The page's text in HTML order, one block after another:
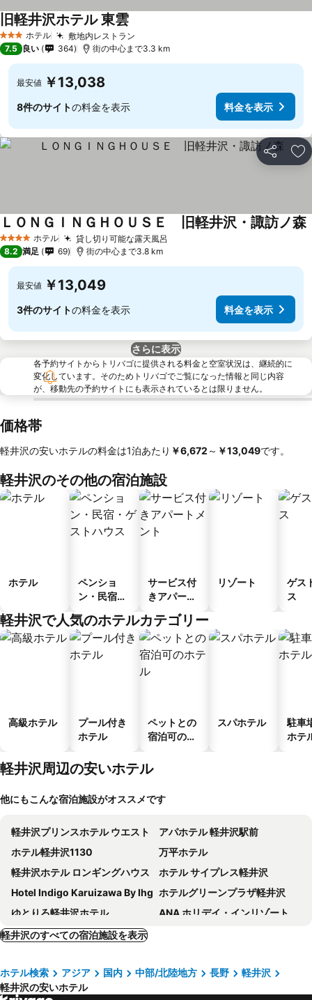
3 ホテルのランク
ホテル 敷地内レストラン
旧軽井沢ホテル 東雲料金を表示
7.5 良い 364 街の中心まで3.3 km
最安値 ￥13,038
8件のサイトの料金を表示 料金を表示
シェア お
4 ホテルのランク
ホテル 貸し切り可能な露天風呂
ＬＯＮＧＩＮＧＨＯＵＳＥ 旧軽井沢・諏訪ノ森
8.2 満足 69 街の中心まで3.8 km
最安値 ￥13,049
3件のサイトの料金を表示 料金を表示
さらに表示
各予約サイトからトリバゴに提供される料金と空室状況は、継続的に
変化しています。そのためトリバゴでご覧になった情報と同じ内容
が、移動先の予約サイトにも表示されているとは限りません。
価格帯
軽井沢の安いホテルの料金は1泊あたり ‎￥6,672 ～ ‎￥13,049です。
軽井沢のその他の宿泊施設
ホテル
ペンショ
ン・民宿・
ス
サービス付
きアパート
リゾート
ゲス
ス
軽井沢で人気のホテルカテゴリー
高級ホテル
プール付き
ホテル
ペットとの
宿泊可のホ
スパホテル
駐車
ホテ
軽井沢周辺の安いホテル
他にもこんな宿泊施設がオススメです
軽井沢プリンスホテル ウエスト
アパホテル 軽井沢駅前
ホテル軽井沢1130
万平ホテル
軽井沢ホテル ロンギングハウス
ホテル サイプレス軽井沢
Hotel Indigo Karuizawa By Ihg ホテルグリーンプラザ軽井沢
ゆとりろ軽井沢ホテル
ANA ホリデイ・インリゾート軽井沢
紀州鉄道軽井沢ホテル
Resort Villa SHIOZAWASANSO
チサン イン 軽井沢
星野リゾート ＢＥＢ５ 軽井沢
ルグラン旧軽井沢
軽井沢のすべての宿泊施設を表示
ホテル検索 アジア 国内 中部/北陸地方 長野
軽井沢
軽井沢の安いホテル